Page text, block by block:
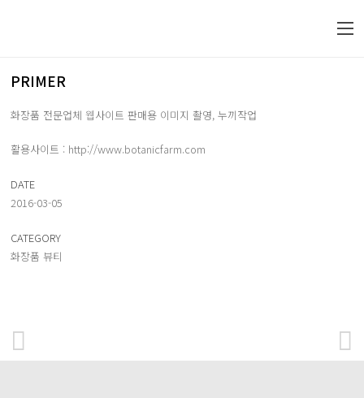
PRIMER
화장품 전문업체 웹사이트 판매용 이미지 촬영, 누끼작업
활용사이트 : http://www.botanicfarm.com
DATE
2016-03-05
CATEGORY
화장품 뷰티